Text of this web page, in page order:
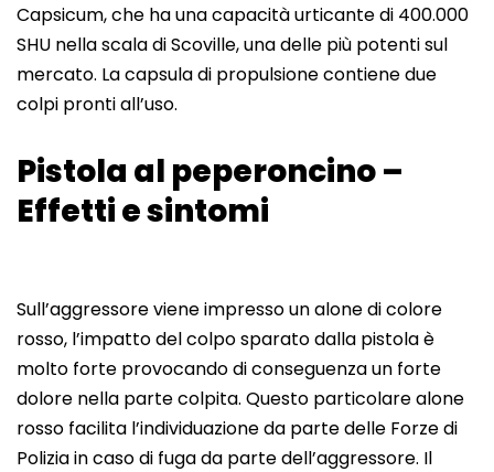
Capsicum, che ha una capacità urticante di 400.000
SHU nella scala di Scoville, una delle più potenti sul
mercato. La capsula di propulsione contiene due
colpi pronti all’uso.
Pistola al peperoncino –
Effetti e sintomi
Sull’aggressore viene impresso un alone di colore
rosso, l’impatto del colpo sparato dalla pistola è
molto forte provocando di conseguenza un forte
dolore nella parte colpita. Questo particolare alone
rosso facilita l’individuazione da parte delle Forze di
Polizia in caso di fuga da parte dell’aggressore. Il